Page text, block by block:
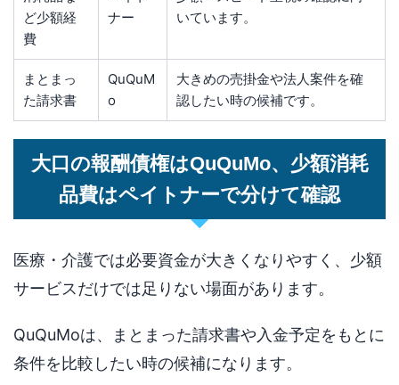
ど少額経
費
ナー
いています。
まとまっ
た請求書
QuQuM
o
大きめの売掛金や法人案件を確
認したい時の候補です。
大口の報酬債権はQuQuMo、少額消耗
品費はペイトナーで分けて確認
医療・介護では必要資金が大きくなりやすく、少額
サービスだけでは足りない場面があります。
QuQuMoは、まとまった請求書や入金予定をもとに
条件を比較したい時の候補になります。